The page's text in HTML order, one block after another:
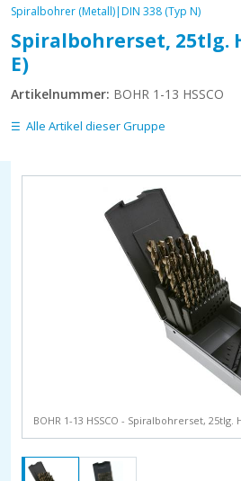
Spiralbohrer (Metall)|DIN 338 (Typ N)
Spiralbohrerset, 25tlg.
E)
Artikelnummer: BOHR 1-13 HSSCO
Alle Artikel dieser Gruppe
BOHR 1-13 HSSCO - Spiralbohrerset, 25tlg.